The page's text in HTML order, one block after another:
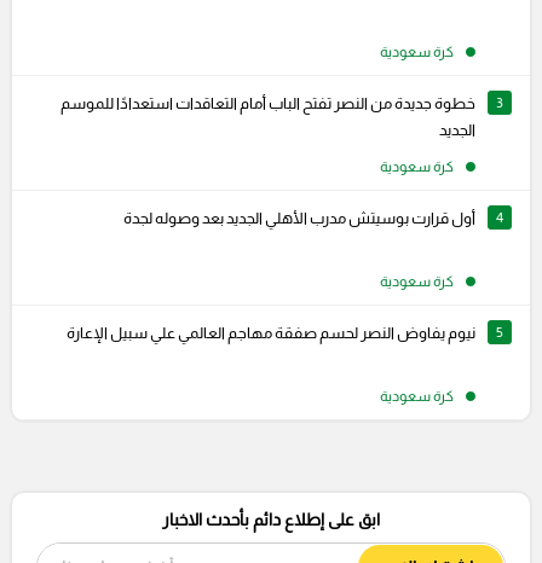
كرة سعودية
3
خطوة جديدة من النصر تفتح الباب أمام التعاقدات استعدادًا للموسم
الجديد
كرة سعودية
4 أول قرارت بوسيتش مدرب الأهلي الجديد بعد وصوله لجدة
كرة سعودية
5 نيوم يفاوض النصر لحسم صفقة مهاجم العالمي علي سبيل الإعارة
كرة سعودية
ابق على إطلاع دائم بأحدث الاخبار